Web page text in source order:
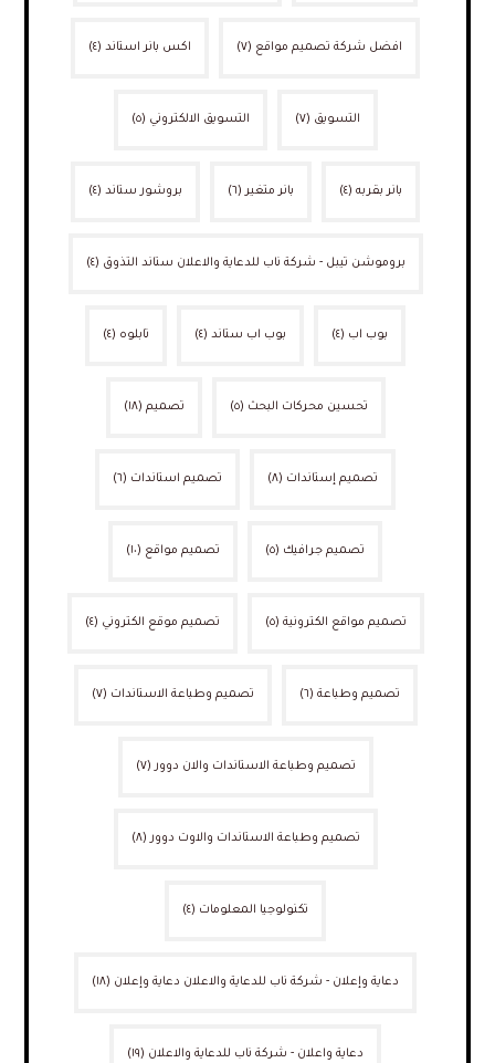
افضل شركة تصميم مواقع (٧) اكس بانر استاند (٤)
التسويق (٧) التسويق الالكتروني (٥)
بانر بقربه (٤) بانر متغير (٦) بروشور ستاند (٤)
بروموشن تيبل - شركة ناب للدعاية والاعلان ستاند التذوق (٤)
بوب اب (٤) بوب اب ستاند (٤) تابلوه (٤)
تحسين محركات البحث (٥) تصميم (١٨)
تصميم إستاندات (٨) تصميم استاندات (٦)
تصميم جرافيك (٥) تصميم مواقع (١٠)
تصميم مواقع الكترونية (٥) تصميم موقع الكتروني (٤)
تصميم وطباعة (٦) تصميم وطباعة الاستاندات (٧)
تصميم وطباعة الاستاندات والان دوور (٧)
تصميم وطباعة الاستاندات والاوت دوور (٨)
تكنولوجيا المعلومات (٤)
دعاية وإعلان - شركة ناب للدعاية والاعلان دعاية وإعلان (١٨)
دعاية واعلان - شركة ناب للدعاية والاعلان (١٩)